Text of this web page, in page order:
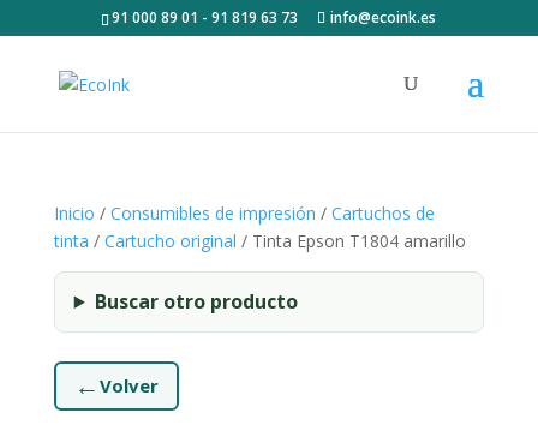
91 000 89 01 - 91 819 63 73 info@ecoink.es
Inicio / Consumibles de impresión / Cartuchos de
tinta / Cartucho original / Tinta Epson T1804 amarillo
Buscar otro producto
← Volver